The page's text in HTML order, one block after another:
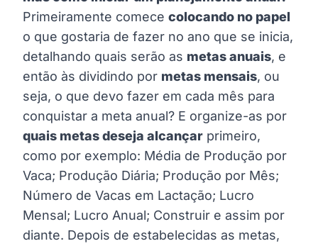
Primeiramente comece colocando no papel
o que gostaria de fazer no ano que se inicia,
detalhando quais serão as metas anuais, e
então às dividindo por metas mensais, ou
seja, o que devo fazer em cada mês para
conquistar a meta anual? E organize-as por
quais metas deseja alcançar primeiro,
como por exemplo: Média de Produção por
Vaca; Produção Diária; Produção por Mês;
Número de Vacas em Lactação; Lucro
Mensal; Lucro Anual; Construir e assim por
diante. Depois de estabelecidas as metas,